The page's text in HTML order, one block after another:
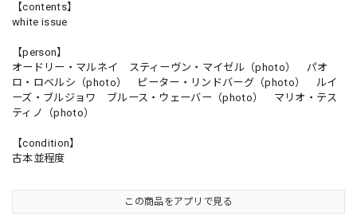
【contents】
white issue
【person】
オードリー・マルネイ スティーヴン・マイゼル（photo） パオ
ロ・ロベルシ（photo） ピーター・リンドバーグ（photo） ルイ
ーズ・ブルジョワ ブルース・ウェーバー（photo） マリオ・テス
ティノ（photo）
【condition】
古本並程度
この商品をアプリで見る